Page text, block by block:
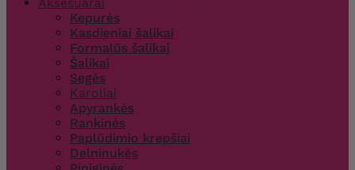
Aksesuarai
Kepurės
Kasdieniai šalikai
Formalūs šalikai
Šalikai
Segės
Karoliai
Apyrankės
Rankinės
Paplūdimio krepšiai
Delninukės